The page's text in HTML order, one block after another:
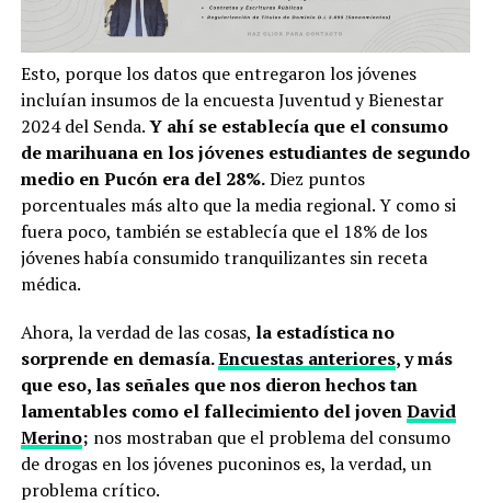
Esto, porque los datos que entregaron los jóvenes
incluían insumos de la encuesta Juventud y Bienestar
2024 del Senda.Y ahí se establecía que el consumo
de marihuana en los jóvenes estudiantes de segundo
medio en Pucón era del 28%.Diez puntos
porcentuales más alto que la media regional. Y como si
fuera poco, también se establecía que el 18% de los
jóvenes había consumido tranquilizantes sin receta
médica.
Ahora, la verdad de las cosas, la estadística no
sorprende en demasía.Encuestas anteriores, y más
que eso, las señales que nos dieron hechos tan
lamentables como el fallecimiento del jovenDavid
Merino; nos mostraban que el problema del consumo
de drogas en los jóvenes puconinos es, la verdad, un
problema crítico.